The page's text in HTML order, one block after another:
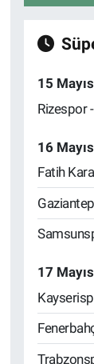
15
Rizespor
16
Fatih
17